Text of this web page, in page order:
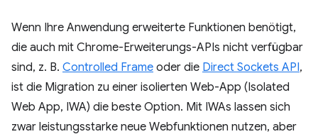
Wenn Ihre Anwendung erweiterte Funktionen benötigt,
die auch mit Chrome-Erweiterungs-APIs nicht verfügbar
sind, z. B. Controlled Frame oder die Direct Sockets API,
ist die Migration zu einer isolierten Web-App (Isolated
Web App, IWA) die beste Option. Mit IWAs lassen sich
zwar leistungsstarke neue Webfunktionen nutzen, aber